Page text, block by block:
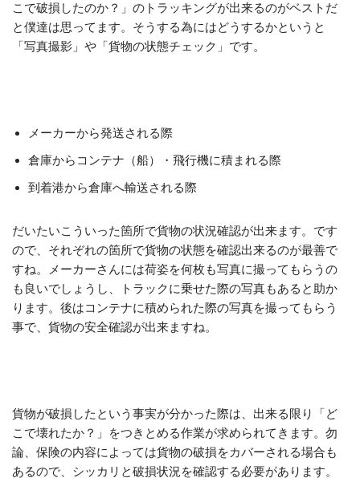
こで破損したのか？」のトラッキングが出来るのがベストだ
と僕達は思ってます。そうする為にはどうするかというと
「写真撮影」や「貨物の状態チェック」です。
メーカーから発送される際
倉庫からコンテナ（船）・飛行機に積まれる際
到着港から倉庫へ輸送される際
だいたいこういった箇所で貨物の状況確認が出来ます。です
ので、それぞれの箇所で貨物の状態を確認出来るのが最善で
すね。メーカーさんには荷姿を何枚も写真に撮ってもらうの
も良いでしょうし、トラックに乗せた際の写真もあると助か
ります。後はコンテナに積められた際の写真を撮ってもらう
事で、貨物の安全確認が出来ますね。
貨物が破損したという事実が分かった際は、出来る限り「ど
こで壊れたか？」をつきとめる作業が求められてきます。勿
論、保険の内容によっては貨物の破損をカバーされる場合も
あるので、シッカリと破損状況を確認する必要があります。